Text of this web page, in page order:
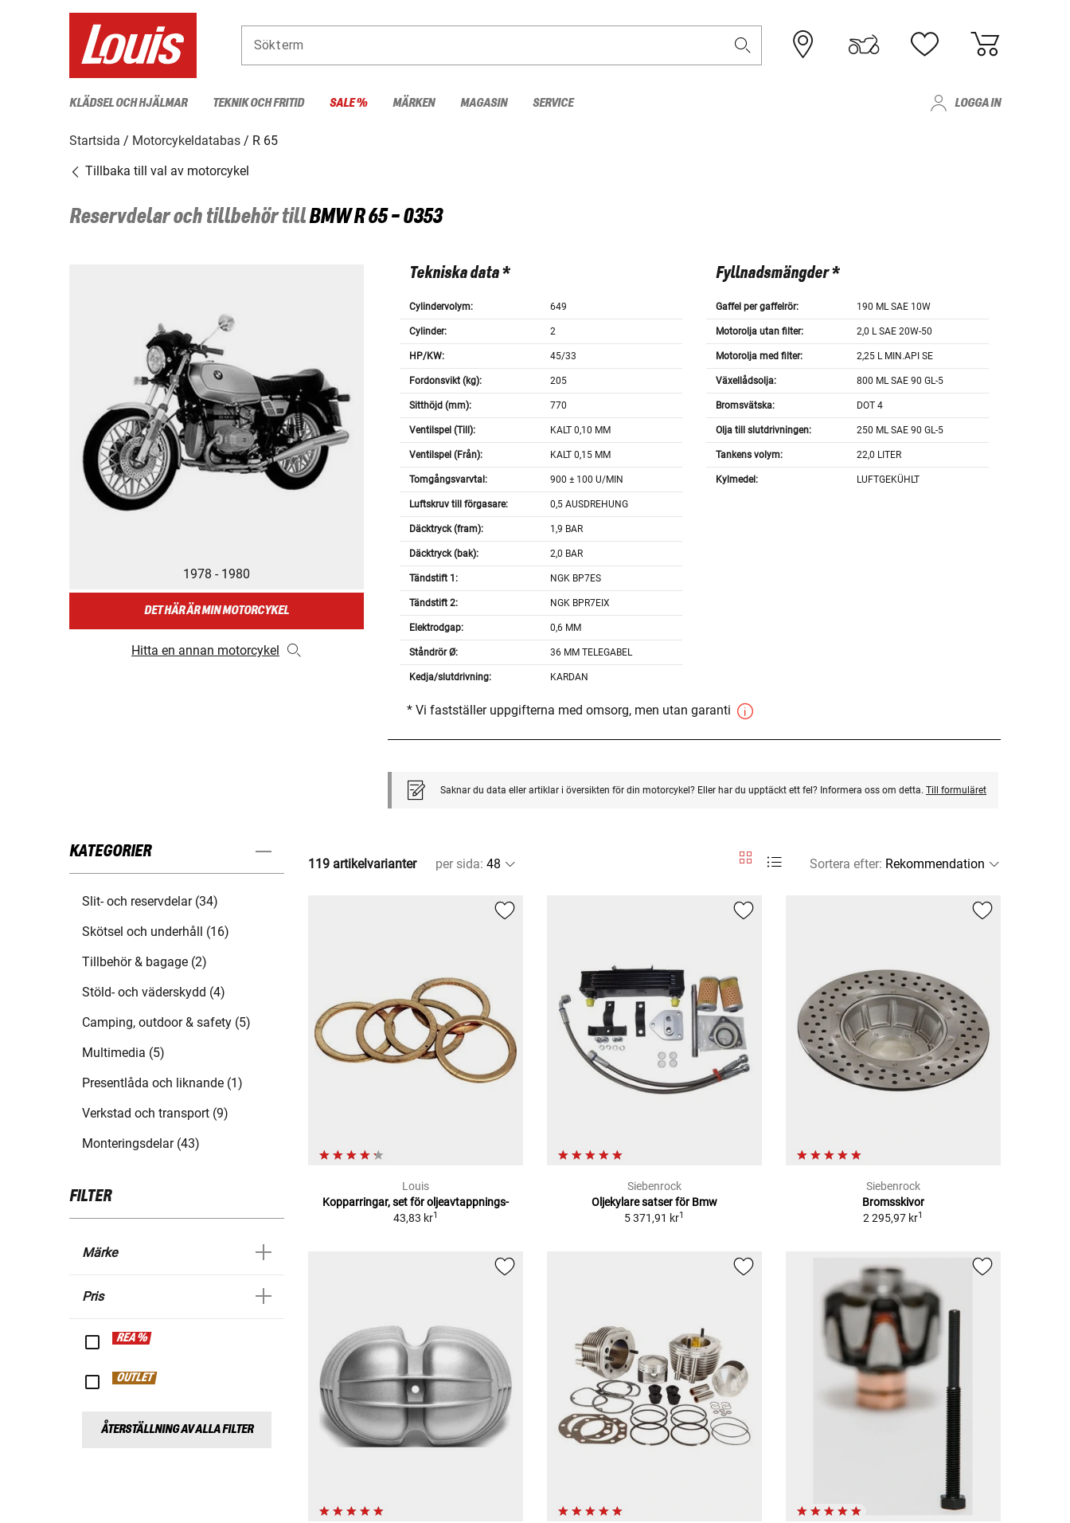
Sökterm
KLÄDSEL OCH HJÄLMAR TEKNIK OCH FRITID SALE % MÄRKEN MAGASIN SERVICE LOGGA IN
Startsida Motorcykeldatabas
R 65
Tillbaka till val av motorcykel
Reservdelar och tillbehör tillBMWR 65 - 0353
1978 - 1980
DET HÄR ÄR MIN MOTORCYKEL
Hitta en annan motorcykel
Tekniska data *
Cylindervolym: 649
Cylinder: 2
HP/KW: 45/33
Fordonsvikt (kg): 205
Sitthöjd (mm): 770
Ventilspel (Till): KALT 0,10 MM
Ventilspel (Från): KALT 0,15 MM
Tomgångsvarvtal: 900 ± 100 U/MIN
Luftskruv till förgasare: 0,5 AUSDREHUNG
Däcktryck (fram): 1,9 BAR
Däcktryck (bak): 2,0 BAR
Tändstift 1: NGK BP7ES
Tändstift 2: NGK BPR7EIX
Elektrodgap: 0,6 MM
Ståndrör Ø: 36 MM TELEGABEL
Kedja/slutdrivning: KARDAN
Fyllnadsmängder *
Gaffel per gaffelrör: 190 ML SAE 10W
Motorolja utan filter: 2,0 L SAE 20W-50
Motorolja med filter: 2,25 L MIN.API SE
Växellådsolja: 800 ML SAE 90 GL-5
Bromsvätska: DOT 4
Olja till slutdrivningen: 250 ML SAE 90 GL-5
Tankens volym: 22,0 LITER
Kylmedel: LUFTGEKÜHLT
* Vi fastställer uppgifterna med omsorg, men utan garanti
Saknar du data eller artiklar i översikten för din motorcykel? Eller har du upptäckt ett fel? Informera oss om detta. Till formuläret
KATEGORIER
Slit- och reservdelar (34)
Skötsel och underhåll (16)
Tillbehör & bagage (2)
Stöld- och väderskydd (4)
Camping, outdoor & safety (5)
Multimedia (5)
Presentlåda och liknande (1)
Verkstad och transport (9)
Monteringsdelar (43)
FILTER
Märke
Pris
REA %
OUTLET
ÅTERSTÄLLNING AV ALLA FILTER
119 artikelvarianter per sida: Sortera efter:
Louis
Kopparringar, set för oljeavtappnings-
43,83 kr1
Siebenrock
Oljekylare satser för Bmw
5 371,91 kr1
Siebenrock
Bromsskivor
2 295,97 kr1